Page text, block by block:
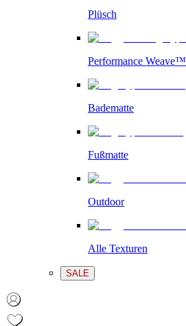
Plüsch
Performance Weave™
Badematte
Fußmatte
Outdoor
Alle Texturen
SALE